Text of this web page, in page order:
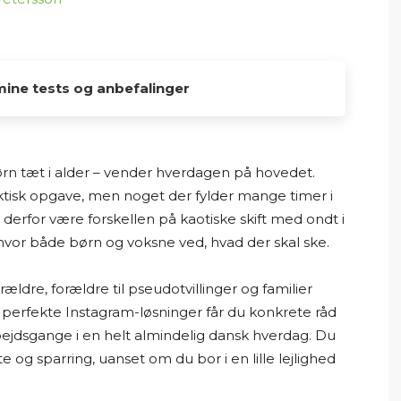
tests og anbefalinger
vil finde det bedste valg til hjemmet.
selv. Mine “tests” og anbefalinger er baseret
læser producentoplysninger,
hjemmesider. På den baggrund
og giver mine personlige
og formidle information på en
tæt i alder – vender hverdagen på hovedet.
opgave, men noget der fylder mange timer i
være forskellen på kaotiske skift med ondt i
både børn og voksne ved, hvad der skal ske.
forældre til pseudotvillinger og familier
Instagram-løsninger får du konkrete råd
i en helt almindelig dansk hverdag. Du
og sparring, uanset om du bor i en lille lejlighed